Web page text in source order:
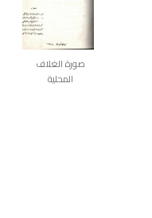
صورة الغلاف
المحلية